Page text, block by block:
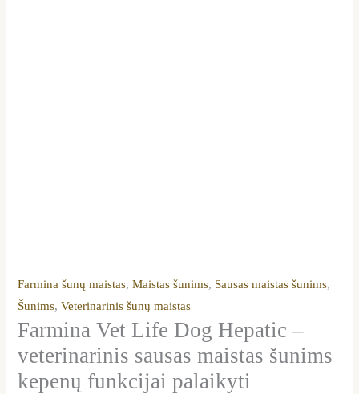
Farmina šunų maistas,Maistas šunims, Sausas maistas šunims,
Šunims,Veterinarinis šunų maistas
Farmina Vet Life Dog Hepatic –
veterinarinis sausas maistas šunims
kepenų funkcijai palaikyti